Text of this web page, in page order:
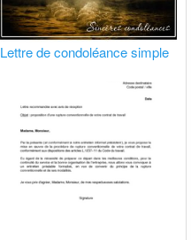
Lettre de condoléance simple